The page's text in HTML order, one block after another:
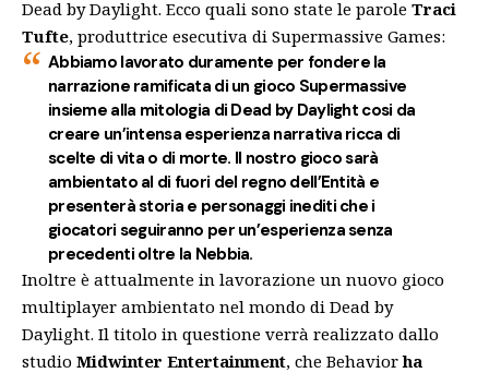
Dead by Daylight. Ecco quali sono state le parole Traci
Tufte, produttrice esecutiva di Supermassive Games:
Abbiamo lavorato duramente per fondere la
narrazione ramificata di un gioco Supermassive
insieme alla mitologia di Dead by Daylight cosi da
creare un’intensa esperienza narrativa ricca di
scelte di vita o di morte. Il nostro gioco sarà
ambientato al di fuori del regno dell’Entità e
presenterà storia e personaggi inediti che i
giocatori seguiranno per un’esperienza senza
precedenti oltre la Nebbia.
Inoltre è attualmente in lavorazione un nuovo gioco
multiplayer ambientato nel mondo di Dead by
Daylight. Il titolo in questione verrà realizzato dallo
studio Midwinter Entertainment, che Behaviorha